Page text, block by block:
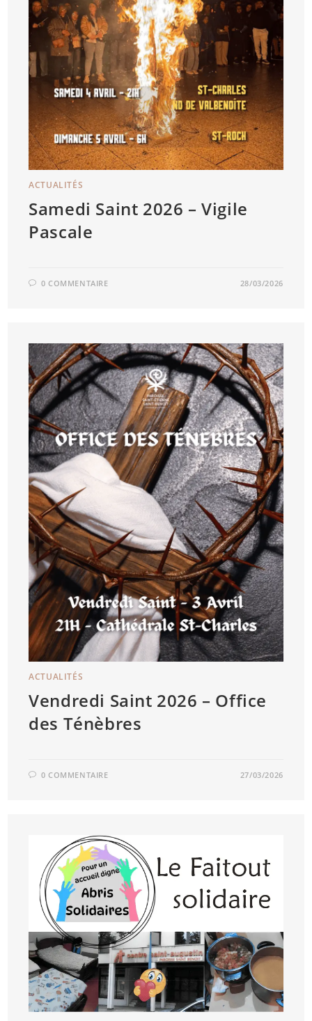
ACTUALITÉS
Samedi Saint 2026 – Vigile
Pascale
0 COMMENTAIRE 28/03/2026
ACTUALITÉS
Vendredi Saint 2026 – Office
des Ténèbres
0 COMMENTAIRE 27/03/2026